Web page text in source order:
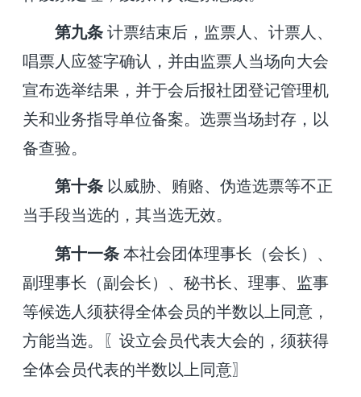
第九条 计票结束后，监票人、计票人、
唱票人应签字确认，并由监票人当场向大会
宣布选举结果，并于会后报社团登记管理机
关和业务指导单位备案。选票当场封存，以
备查验。
第十条 以威胁、贿赂、伪造选票等不正
当手段当选的，其当选无效。
第十一条 本社会团体理事长（会长）、
副理事长（副会长）、秘书长、理事、监事
等候选人须获得全体会员的半数以上同意，
方能当选。〖设立会员代表大会的，须获得
全体会员代表的半数以上同意〗